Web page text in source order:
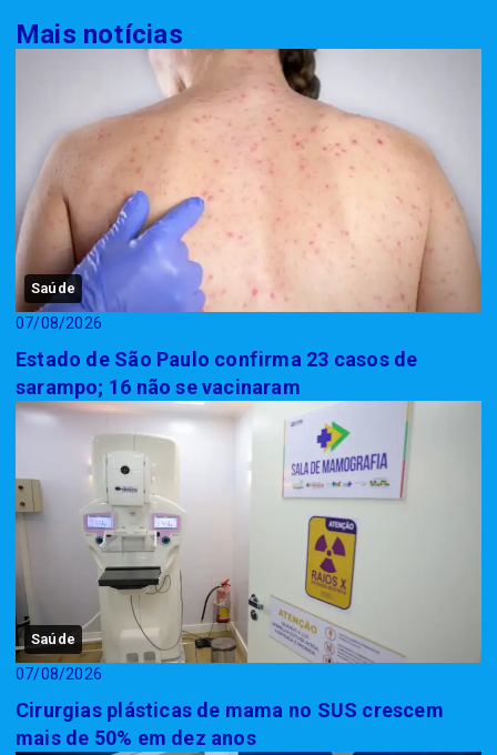
Mais notícias
Saúde
07/08/2026
Estado de São Paulo confirma 23 casos de
sarampo; 16 não se vacinaram
Saúde
07/08/2026
Cirurgias plásticas de mama no SUS crescem
mais de 50% em dez anos